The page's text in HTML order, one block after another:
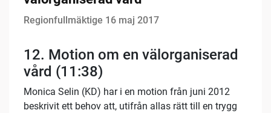
Regionfullmäktige 16 maj 2017
12. Motion om en välorganiserad
vård (11:38)
Monica Selin (KD) har i en motion från juni 2012
beskrivit ett behov att, utifrån allas rätt till en trygg